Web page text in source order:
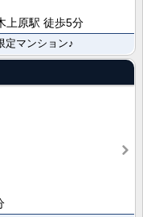
上原駅 徒歩5分
マンション♪